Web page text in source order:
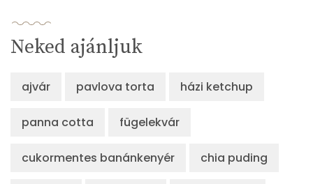
Neked ajánljuk
ajvár pavlova torta házi ketchup
panna cotta fügelekvár
cukormentes banánkenyér chia puding